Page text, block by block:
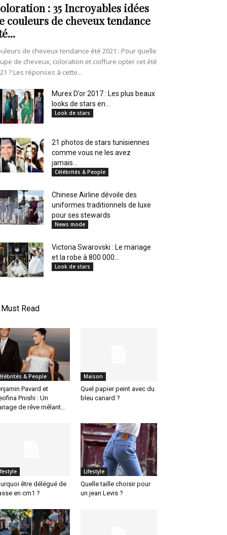
: 35 Incroyables idées
couleurs de cheveux tendance
de cheveux tendance été 2021 : Pour quelle
de cheveux, coloration et coiffure opter cet été
? Les réponses à cette...
Murex D’or 2017 : Les plus beaux
looks de stars en...
Look de stars
21 photos de stars tunisiennes
comme vous ne les avez
jamais...
Célébrités & People
Chinese Airline dévoile des
uniformes traditionnels de luxe
pour ses stewards
News mode
Victoria Swarovski : Le mariage
et la robe à 800 000...
Look de stars
Must Read
& People
Pavard et
Pnishi : Un
de rêve mêlant...
Maison
Quel papier peint avec du
bleu canard ?
être délégué de
en cm1 ?
Lifestyle
Quelle taille choisir pour
un jean Levis ?